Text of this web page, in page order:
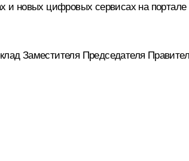
новых цифровых сервисах на портале
Заместителя Председателя